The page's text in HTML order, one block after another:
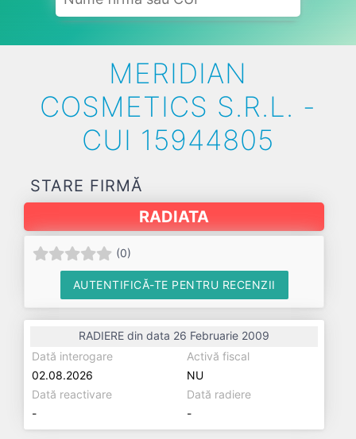
MERIDIAN
COSMETICS S.R.L. -
CUI 15944805
STARE FIRMĂ
RADIATA
(0)
AUTENTIFICĂ-TE PENTRU RECENZII
RADIERE din data 26 Februarie 2009
Dată interogare
02.08.2026
Activă fiscal
NU
Dată reactivare
-
Dată radiere
-